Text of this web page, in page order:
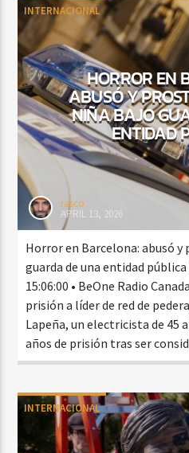
TITLE
ARTIST
CURRENT SHOW
FIESTA DJ
9:00 PM 12:00 AM
INTERNACIONAL
HORROR EN
ABUSÓ Y
NIÑA BAJO
ENTIDAD
rasco
APRIL 13, 2026
Horror en Barcelona: abusó
guarda de una entidad
15:06:00 • BeOne Radio
prisión a líder de red de
Lapeña, un electricista de 45
años de prisión tras ser
INTERNACIONAL